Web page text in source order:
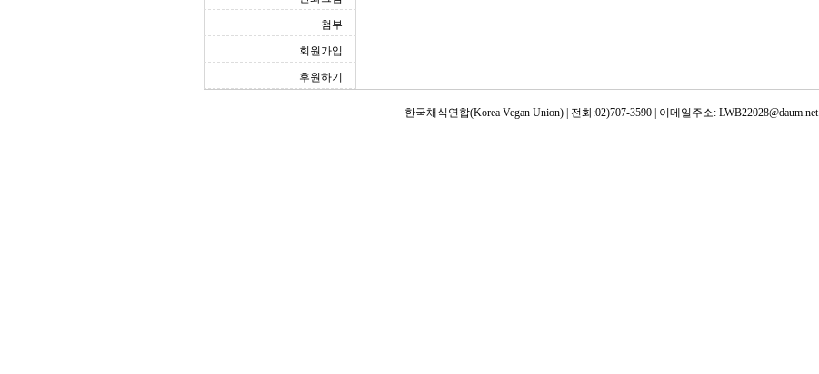
첨부
회원가입
후원하기
한국채식연합(Korea Vegan Union) | 전화:02)707-3590 | 이메일주소: LWB22028@daum.net